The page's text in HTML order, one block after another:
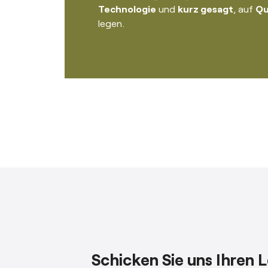
Technologie und kurz gesagt, auf
legen.
Schicken Sie uns Ihren